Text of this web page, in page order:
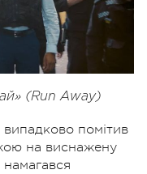
(Run Away)
помітив
на виснажену